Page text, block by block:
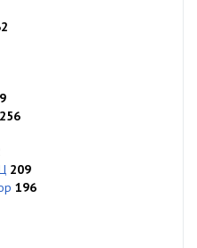
256
209
196